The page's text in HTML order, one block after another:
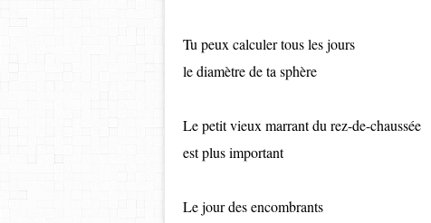
Tu peux calculer tous les jours
le diamètre de ta sphère
Le petit vieux marrant du rez-de-chaussée
est plus important
Le jour des encombrants